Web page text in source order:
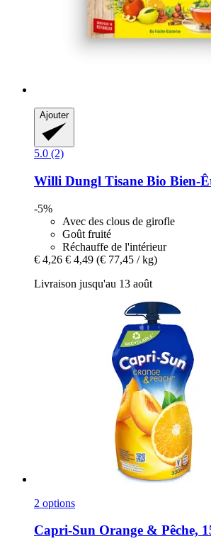
Ajouter
5.0 (2)
Willi Dungl Tisane Bio Bien-​
-5%
Avec des clous de girofle
Goût fruité
Réchauffe de l'intérieur
€ 4,26 € 4,49 (€ 77,45 / kg)
Livraison jusqu'au 13 août
2 options
Capri-Sun Orange & Pêche,